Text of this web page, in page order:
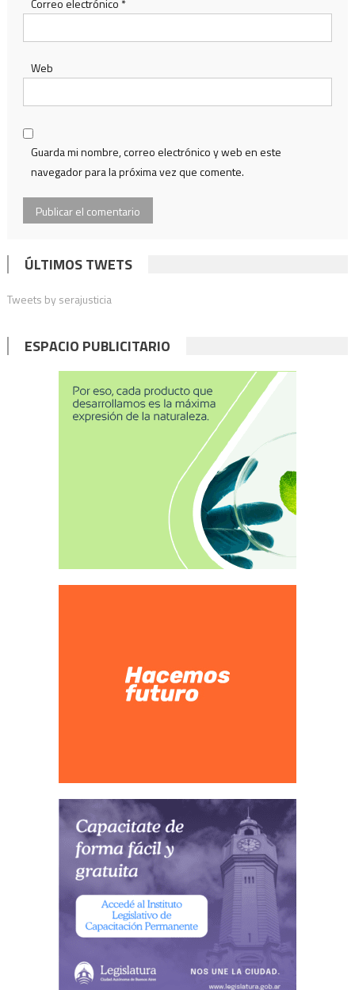
Web
Guarda mi nombre, correo electrónico y web en este
navegador para la próxima vez que comente.
ÚLTIMOS TWETS
Tweets by serajusticia
ESPACIO PUBLICITARIO